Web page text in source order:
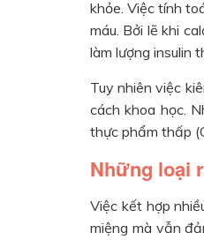
khỏe. Việc tính
máu. Bởi lẽ khi
làm lượng insulin
Tuy nhiên việc
cách khoa học.
thực phẩm thấp
Những loại
Việc kết hợp
miệng mà vẫn